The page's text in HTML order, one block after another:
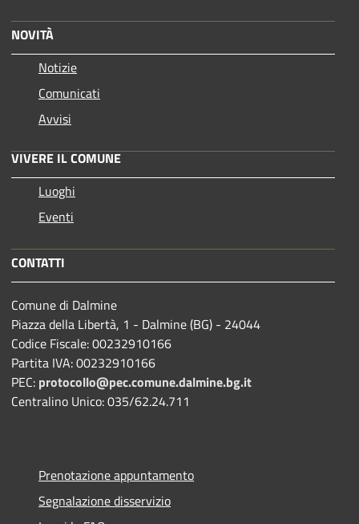
NOVITÀ
Notizie
Comunicati
Avvisi
VIVERE IL COMUNE
Luoghi
Eventi
CONTATTI
Comune di Dalmine
Piazza della Libertà, 1 - Dalmine (BG) - 24044
Codice Fiscale: 00232910166
Partita IVA: 00232910166
PEC: protocollo@pec.comune.dalmine.bg.it
Centralino Unico: 035/62.24.711
Prenotazione appuntamento
Segnalazione disservizio